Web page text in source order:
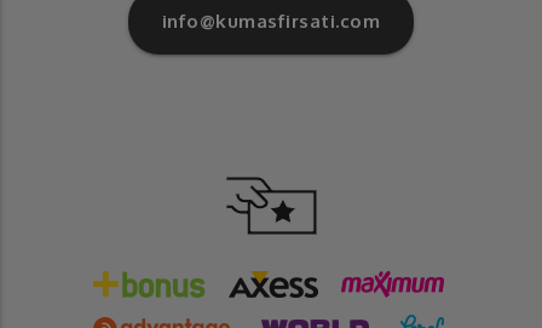
info@kumasfirsati.com